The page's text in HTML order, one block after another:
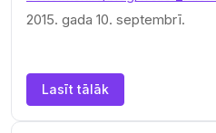
2015. gada 10. septembrī.
Lasīt tālāk